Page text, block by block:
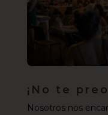
¡No te
Nosotros nos